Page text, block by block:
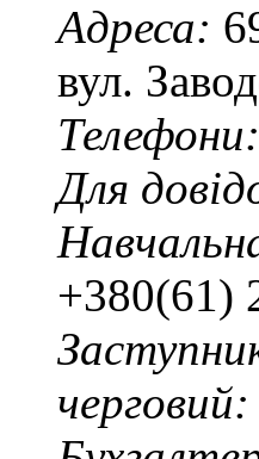
Адреса:
вул.
Телефони:
Для
+380(61)
черговий: